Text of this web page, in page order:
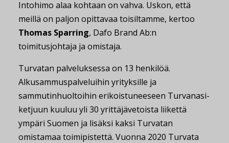
Intohimo alaa kohtaan on vahva. Uskon, että
meillä on paljon opittavaa toisiltamme, kertoo
Thomas Sparring, Dafo Brand Ab:n
toimitusjohtaja ja omistaja.
Turvatan palveluksessa on 13 henkilöä.
Alkusammuspalveluihin yrityksille ja
sammutinhuoltoihin erikoistuneeseen Turvanasi-
ketjuun kuuluu yli 30 yrittäjävetoista liikettä
ympäri Suomen ja lisäksi kaksi Turvatan
omistamaa toimipistettä. Vuonna 2020 Turvata